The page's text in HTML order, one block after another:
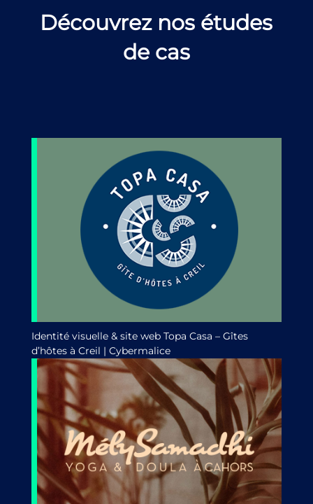
Découvrez nos études
de cas
Identité visuelle & site web Topa Casa – Gîtes
d’hôtes à Creil | Cybermalice